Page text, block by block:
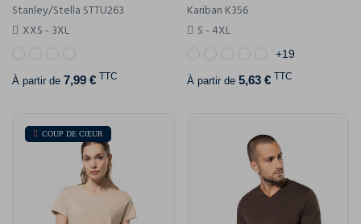
Stanley/Stella STTU263
XXS - 3XL
À partir de 7,99 € TTC
Kariban K356
S - 4XL
+19
À partir de 5,63 € TTC
COUP DE CŒUR